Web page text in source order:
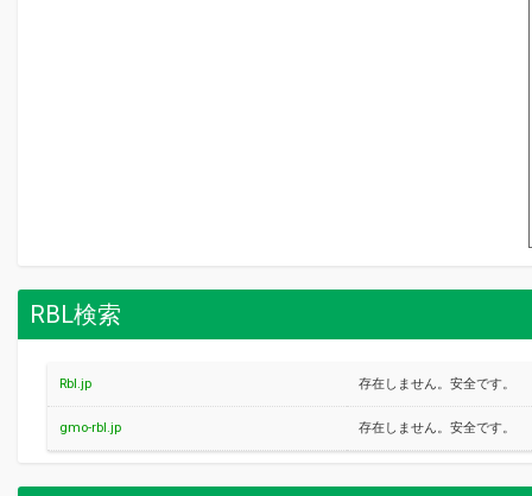
RBL検索
Rbl.jp 存在しません。安全です。
gmo-rbl.jp 存在しません。安全です。